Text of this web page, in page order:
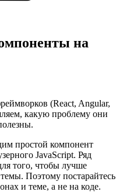
на
(React, Angular,
какую проблему они
простой компонент
JavaScript. Ряд
того, чтобы лучше
Поэтому постарайтесь
и теме, а не на коде.